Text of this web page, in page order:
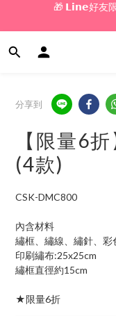
🎁 新好友購
🎁 新好友購
分享到
【限量6
(4款)
CSK-DMC800
內含材料
繡框、繡線、繡針、彩
印刷繡布:25x25cm
繡框直徑約15cm
★限量6折